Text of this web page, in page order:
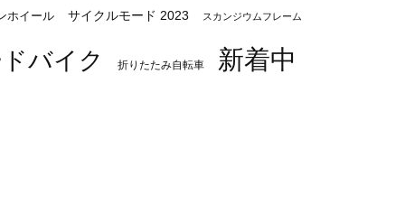
ホイール サイクルモード 2023 スカンジウムフレーム
バイク 折りたたみ自転車 新着中